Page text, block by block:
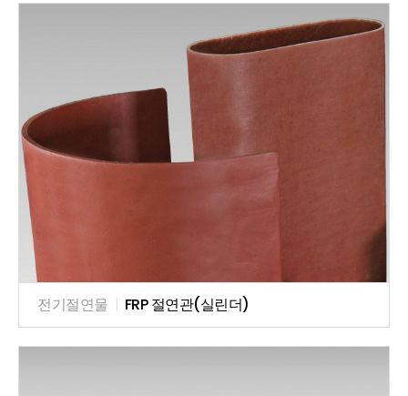
전기절연물 | FRP 절연관(실린더)